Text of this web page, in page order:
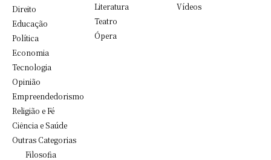
Direito
Educação
Política
Economia
Tecnologia
Opinião
Empreendedorismo
Religião e Fé
Ciência e Saúde
Outras Categorias
Filosofia
Literatura
Teatro
Ópera
Vídeos